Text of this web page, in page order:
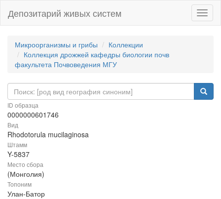
Депозитарий живых систем
Микроорганизмы и грибы
Коллекции
Коллекция дрожжей кафедры биологии почв
факультета Почвоведения МГУ
ID образца
0000000601746
Вид
Rhodotorula mucilaginosa
Штамм
Y-5837
Место сбора
(Монголия)
Топоним
Улан-Батор